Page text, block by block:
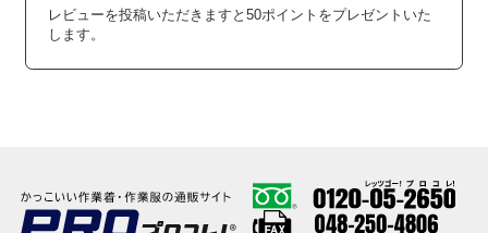
レビューを投稿いただきますと50ポイントをプレゼントいた
します。